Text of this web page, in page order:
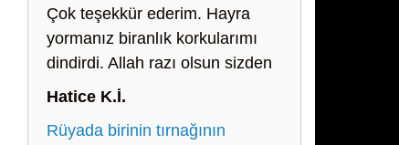
Çok teşekkür ederim. Hayra
yormanız biranlık korkularımı
dindirdi. Allah razı olsun sizden
Hatice K.İ.
Rüyada birinin tırnağının